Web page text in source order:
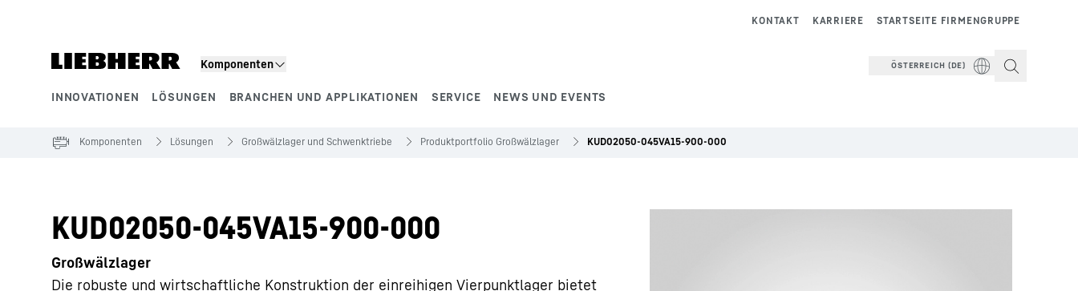
Komponenten
INNOVATIONEN LÖSUNGEN BRANCHEN UND APPLIKATIONEN SERVICE NEWS UND EVENTS
STARTSEITE FIRMENGRUPPE
KARRIERE
KONTAKT
ÖSTERREICH (DE)
Komponenten Lösungen Großwälzlager und Schwenktriebe Produktportfolio Großwälzlager KUD02050-045VA15-900-000
KUD02050-045VA15-900-000
Großwälzlager
Die robuste und wirtschaftliche Konstruktion der einreihigen Vierpunktlager bietet